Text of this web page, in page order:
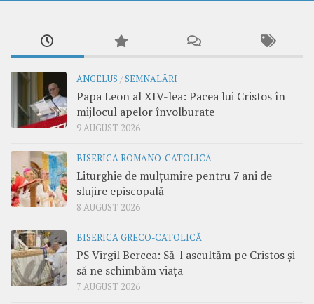
ANGELUS /SEMNALĂRI
Papa Leon al XIV-lea: Pacea lui Cristos în
mijlocul apelor învolburate
9 AUGUST 2026
BISERICA ROMANO-CATOLICĂ
Liturghie de mulțumire pentru 7 ani de
slujire episcopală
8 AUGUST 2026
BISERICA GRECO-CATOLICĂ
PS Virgil Bercea: Să-l ascultăm pe Cristos și
să ne schimbăm viața
7 AUGUST 2026